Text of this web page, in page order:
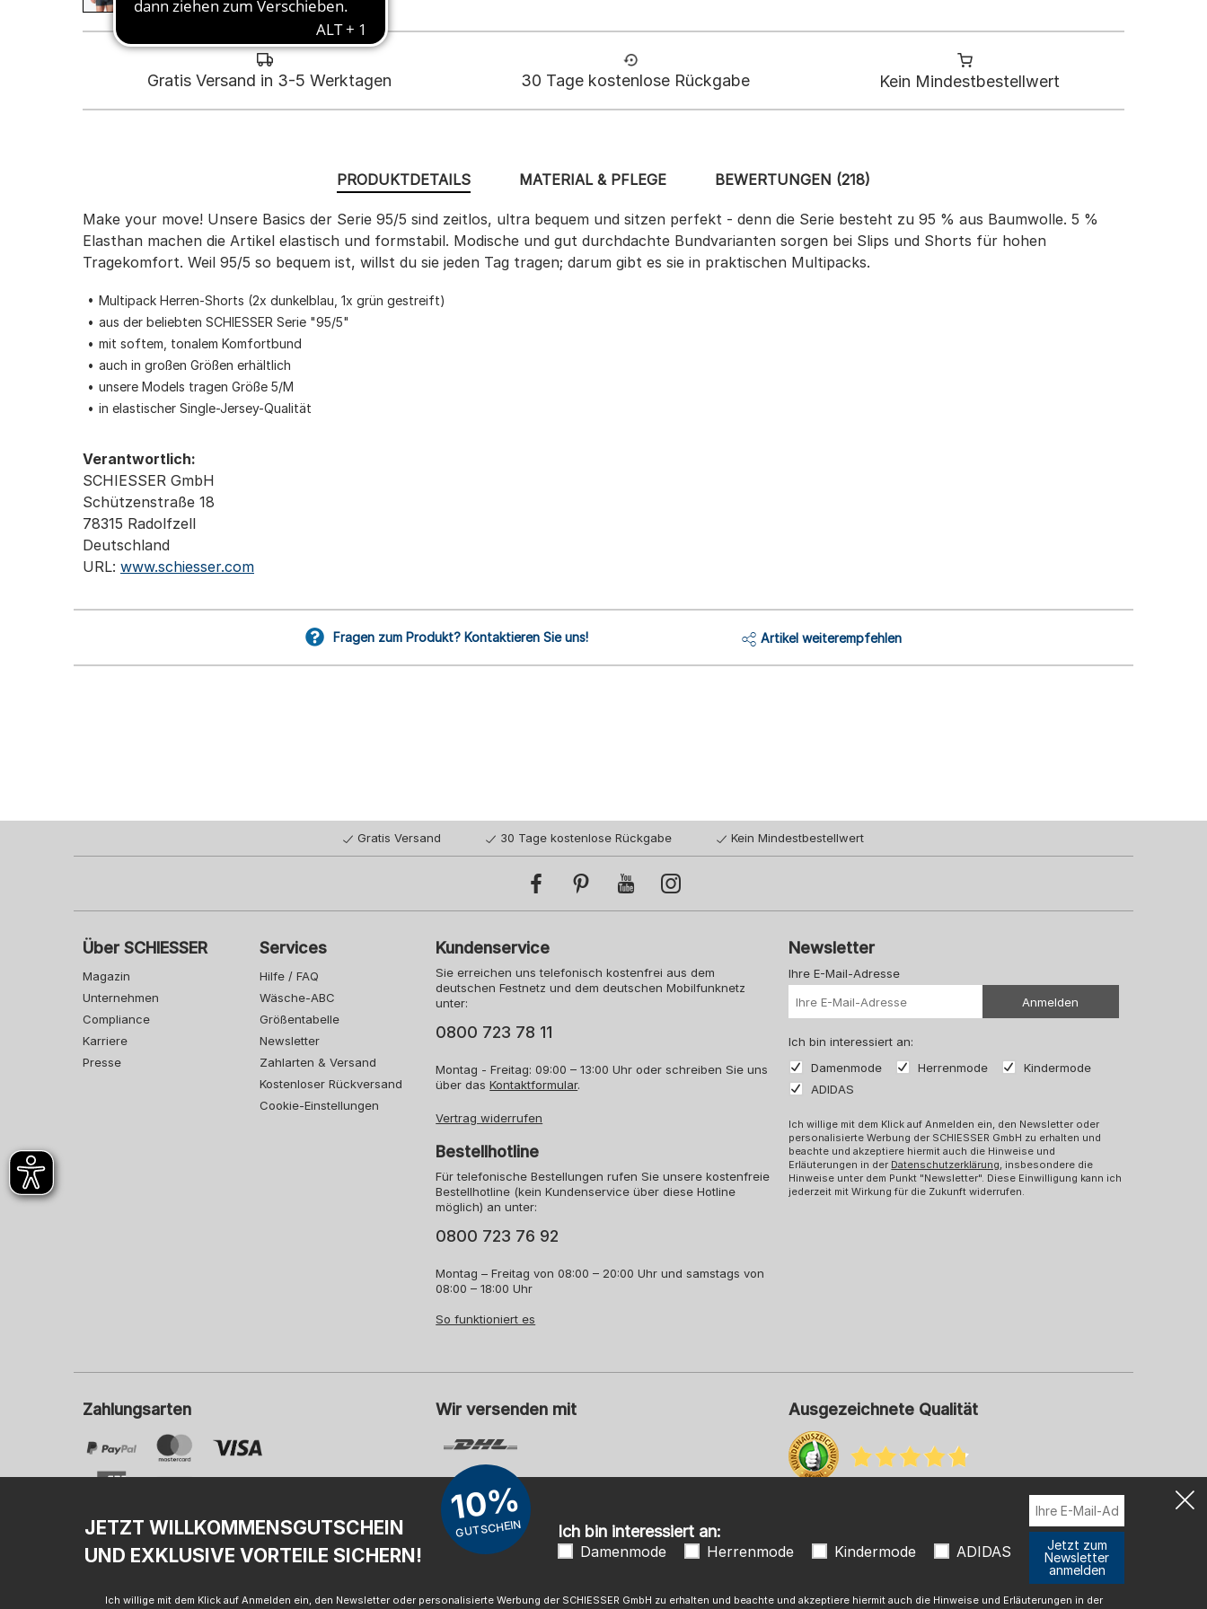
Gratis Versand in 3-5 Werktagen 30 Tage kostenlose Rückgabe Kein Mindestbestellwert
PRODUKTDETAILS
Make your move! Unsere Basics der Serie 95/5 sind zeitlos, ultra bequem und sitzen perfekt - denn die Serie besteht zu 95 % aus Baumwolle. 5 %
Elasthan machen die Artikel elastisch und formstabil. Modische und gut durchdachte Bundvarianten sorgen bei Slips und Shorts für hohen
Tragekomfort. Weil 95/5 so bequem ist, willst du sie jeden Tag tragen; darum gibt es sie in praktischen Multipacks.
Multipack Herren-Shorts (2x dunkelblau, 1x grün gestreift)
aus der beliebten SCHIESSER Serie "95/5"
mit softem, tonalem Komfortbund
auch in großen Größen erhältlich
unsere Models tragen Größe 5/M
in elastischer Single-Jersey-Qualität
Verantwortlich:
SCHIESSER GmbH
Schützenstraße 18
78315 Radolfzell
Deutschland
URL: www.schiesser.com
MATERIAL & PFLEGE BEWERTUNGEN (218)
Fragen zum Produkt? Kontaktieren Sie uns! Artikel weiterempfehlen
Gratis Versand 30 Tage kostenlose Rückgabe Kein Mindestbestellwert
Über SCHIESSER
Magazin
Unternehmen
Compliance
Karriere
Presse
Services
Hilfe / FAQ
Wäsche-ABC
Größentabelle
Newsletter
Zahlarten & Versand
Kostenloser Rückversand
Cookie-Einstellungen
Kundenservice
Sie erreichen uns telefonisch kostenfrei aus dem
deutschen Festnetz und dem deutschen Mobilfunknetz
unter:
0800 723 78 11
Montag - Freitag: 09:00 – 13:00 Uhr oder schreiben Sie uns
über dasKontaktformular.
Vertrag widerrufen
Bestellhotline
Für telefonische Bestellungen rufen Sie unsere kostenfreie
Bestellhotline (kein Kundenservice über diese Hotline
möglich) an unter:
0800 723 76 92
Montag – Freitag von 08:00 – 20:00 Uhr und samstags von
08:00 – 18:00 Uhr
So funktioniert es
Newsletter
Ihre E-Mail-Adresse
Anmelden
Ich bin interessiert an:
Damenmode
Herrenmode
Kindermode
ADIDAS
Ich willige mit dem Klick auf Anmelden ein, den Newsletter oder
personalisierte Werbung der SCHIESSER GmbH zu erhalten und
beachte und akzeptiere hiermit auch die Hinweise und
Erläuterungen in der Datenschutzerklärung, insbesondere die
Hinweise unter dem Punkt "Newsletter". Diese Einwilligung kann ich
jederzeit mit Wirkung für die Zukunft widerrufen.
Zahlungsarten Wir versenden mit Ausgezeichnete Qualität
Mehr Informationen zu unseren Bewertungen
Impressum AGB Widerrufsrecht Datenschutz Barrierefreiheit
JETZT WILLKOMMENSGUTSCHEIN
UND EXKLUSIVE VORTEILE SICHERN!
10%
GUTSCHEIN Ich bin interessiert an:
Damenmode Herrenmode Kindermode ADIDAS
Jetzt zum
Newsletter
anmelden
Ich willige mit dem Klick auf Anmelden ein, den Newsletter oder personalisierte Werbung der SCHIESSER GmbH zu erhalten und beachte und akzeptiere hiermit auch die Hinweise und Erläuterungen in der